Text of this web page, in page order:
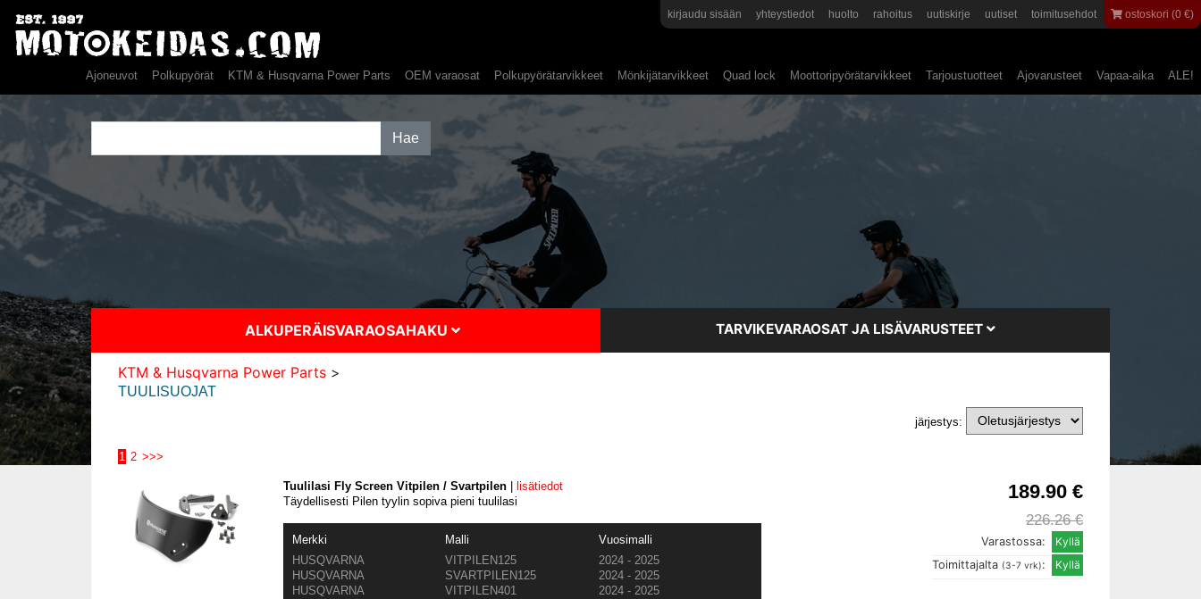
kirjaudu sisään yhteystiedot huolto rahoitus uutiskirje uutiset toimitusehdot ostoskori (0 €)
Ajoneuvot Polkupyörät KTM & Husqvarna Power Parts OEM varaosat Polkupyörätarvikkeet Mönkijätarvikkeet Quad lock Moottoripyörätarvikkeet Tarjoustuotteet Ajovarusteet Vapaa-aika ALE!
ALKUPERÄISVARAOSAHAKU TARVIKEVARAOSAT JA LISÄVARUSTEET
KTM & Husqvarna Power Parts >
TUULISUOJAT
järjestys:
1 2 >>>
189.90 €
226.26 €
Varastossa:
Toimittajalta (3-7 vrk):
Tuulilasi Fly Screen Vitpilen / Svartpilen
lisätiedot
Täydellisesti Pilen tyylin sopiva pieni tuulilasi
Merkki Malli
Vuosimalli
HUSQVARNA
VITPILEN125
2024 - 2025
HUSQVARNA
SVARTPILEN125
2024 - 2025
HUSQVARNA
VITPILEN401
2024 - 2025